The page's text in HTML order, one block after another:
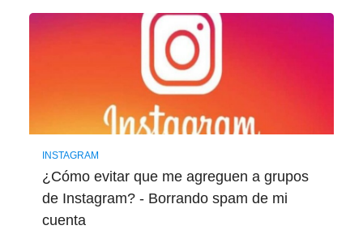
INSTAGRAM
¿Cómo evitar que me agreguen a grupos
de Instagram? - Borrando spam de mi
cuenta